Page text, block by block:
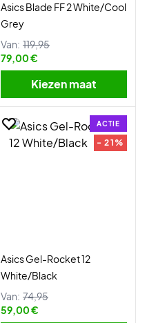
Asics Blade FF 2 White/Cool
Grey
Van: 119,95
79,00 €
Kiezen maat
ACTIE
- 21%
Asics Gel-Rocket 12
White/Black
Van: 74,95
59,00 €